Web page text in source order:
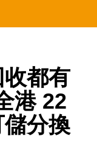
收都有
港 22
分換